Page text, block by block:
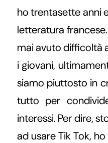
ho trentasette anni
letteratura
mai avuto difficoltà
i giovani,
siamo piuttosto in
tutto per
interessi. Per dire,
ad usare Tik Tok,